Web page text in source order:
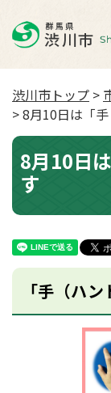
渋川市トップ >
> 8月10日は「
8月10日
す
「手（ハ